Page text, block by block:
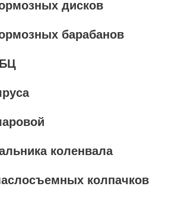
дисков
барабанов
коленвала
колпачков